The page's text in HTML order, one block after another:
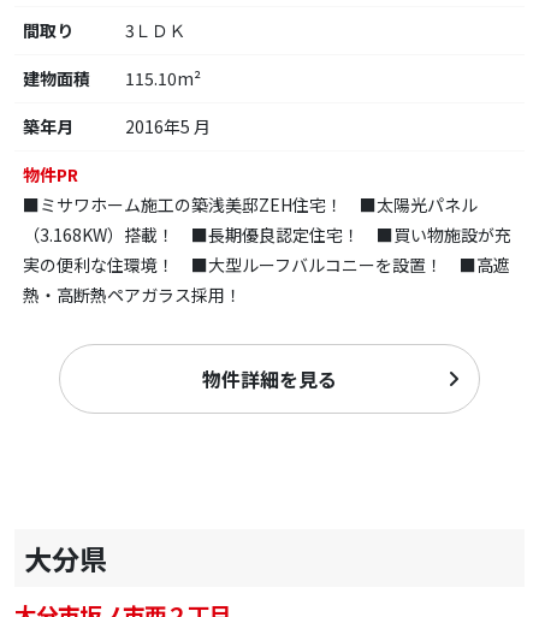
間取り
3ＬＤＫ
建物面積
115.10m²
築年月
2016年5 月
物件PR
■ミサワホーム施工の築浅美邸ZEH住宅！ ■太陽光パネル
（3.168KW）搭載！ ■長期優良認定住宅！ ■買い物施設が充
実の便利な住環境！ ■大型ルーフバルコニーを設置！ ■高遮
熱・高断熱ペアガラス採用！
物件詳細を見る
大分県